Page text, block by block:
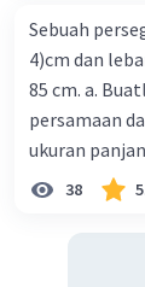
Sebuah
4)cm dan
85 cm. a.
persamaan
ukuran
38